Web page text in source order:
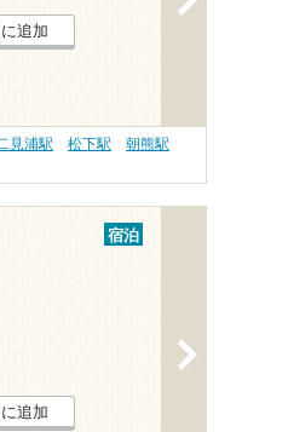
追加
見浦駅 松下駅
朝熊駅
宿泊
追加